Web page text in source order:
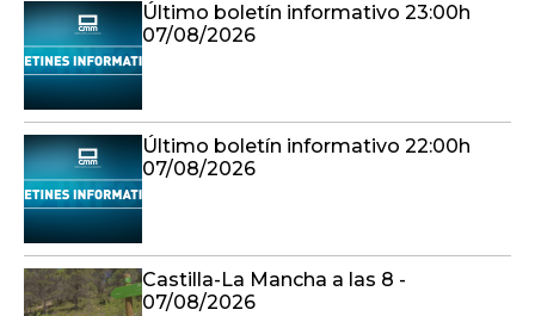
Último boletín informativo 23:00h
07/08/2026
Último boletín informativo 22:00h
07/08/2026
Castilla-La Mancha a las 8 -
07/08/2026